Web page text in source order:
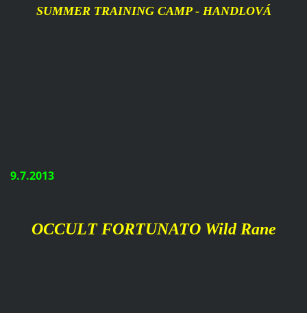
SUMMER TRAINING CAMP - HANDLOVÁ
9.7.2013
OCCULT FORTUNATO Wild Rane